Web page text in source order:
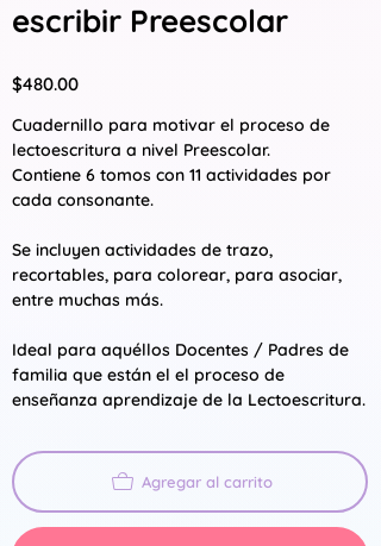
escribir Preescolar
Precio
$480.00
Cuadernillo para motivar el proceso de
lectoescritura a nivel Preescolar.
Contiene 6 tomos con 11 actividades por
cada consonante.
Se incluyen actividades de trazo,
recortables, para colorear, para asociar,
entre muchas más.
Ideal para aquéllos Docentes / Padres de
familia que están el el proceso de
enseñanza aprendizaje de la Lectoescritura.
Agregar al carrito